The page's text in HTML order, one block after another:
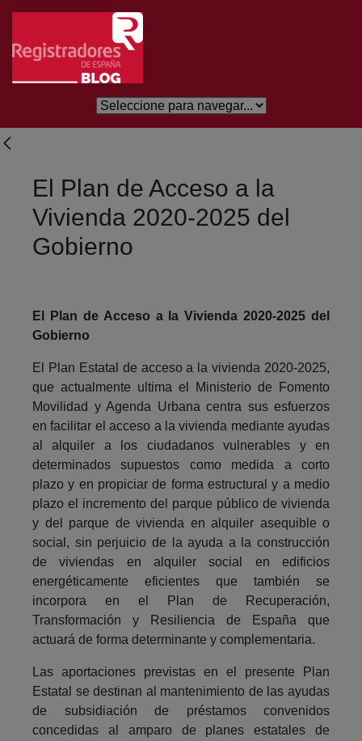
Saltar al contenido principal
El Plan de Acceso a la
Vivienda 2020-2025 del
Gobierno
El Plan de Acceso a la Vivienda 2020-2025 del
Gobierno
El Plan Estatal de acceso a la vivienda 2020-2025,
que actualmente ultima el Ministerio de Fomento
Movilidad y Agenda Urbana centra sus esfuerzos
en facilitar el acceso a la vivienda mediante ayudas
al alquiler a los ciudadanos vulnerables y en
determinados supuestos como medida a corto
plazo y en propiciar de forma estructural y a medio
plazo el incremento del parque público de vivienda
y del parque de vivienda en alquiler asequible o
social, sin perjuicio de la ayuda a la construcción
de viviendas en alquiler social en edificios
energéticamente eficientes que también se
incorpora en el Plan de Recuperación,
Transformación y Resiliencia de España que
actuará de forma determinante y complementaria.
Las aportaciones previstas en el presente Plan
Estatal se destinan al mantenimiento de las ayudas
de subsidiación de préstamos convenidos
concedidas al amparo de planes estatales de